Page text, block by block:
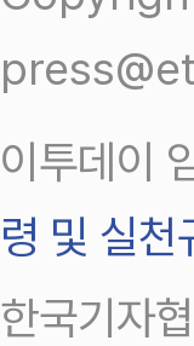
이투데이
령 및 실천
한국기자